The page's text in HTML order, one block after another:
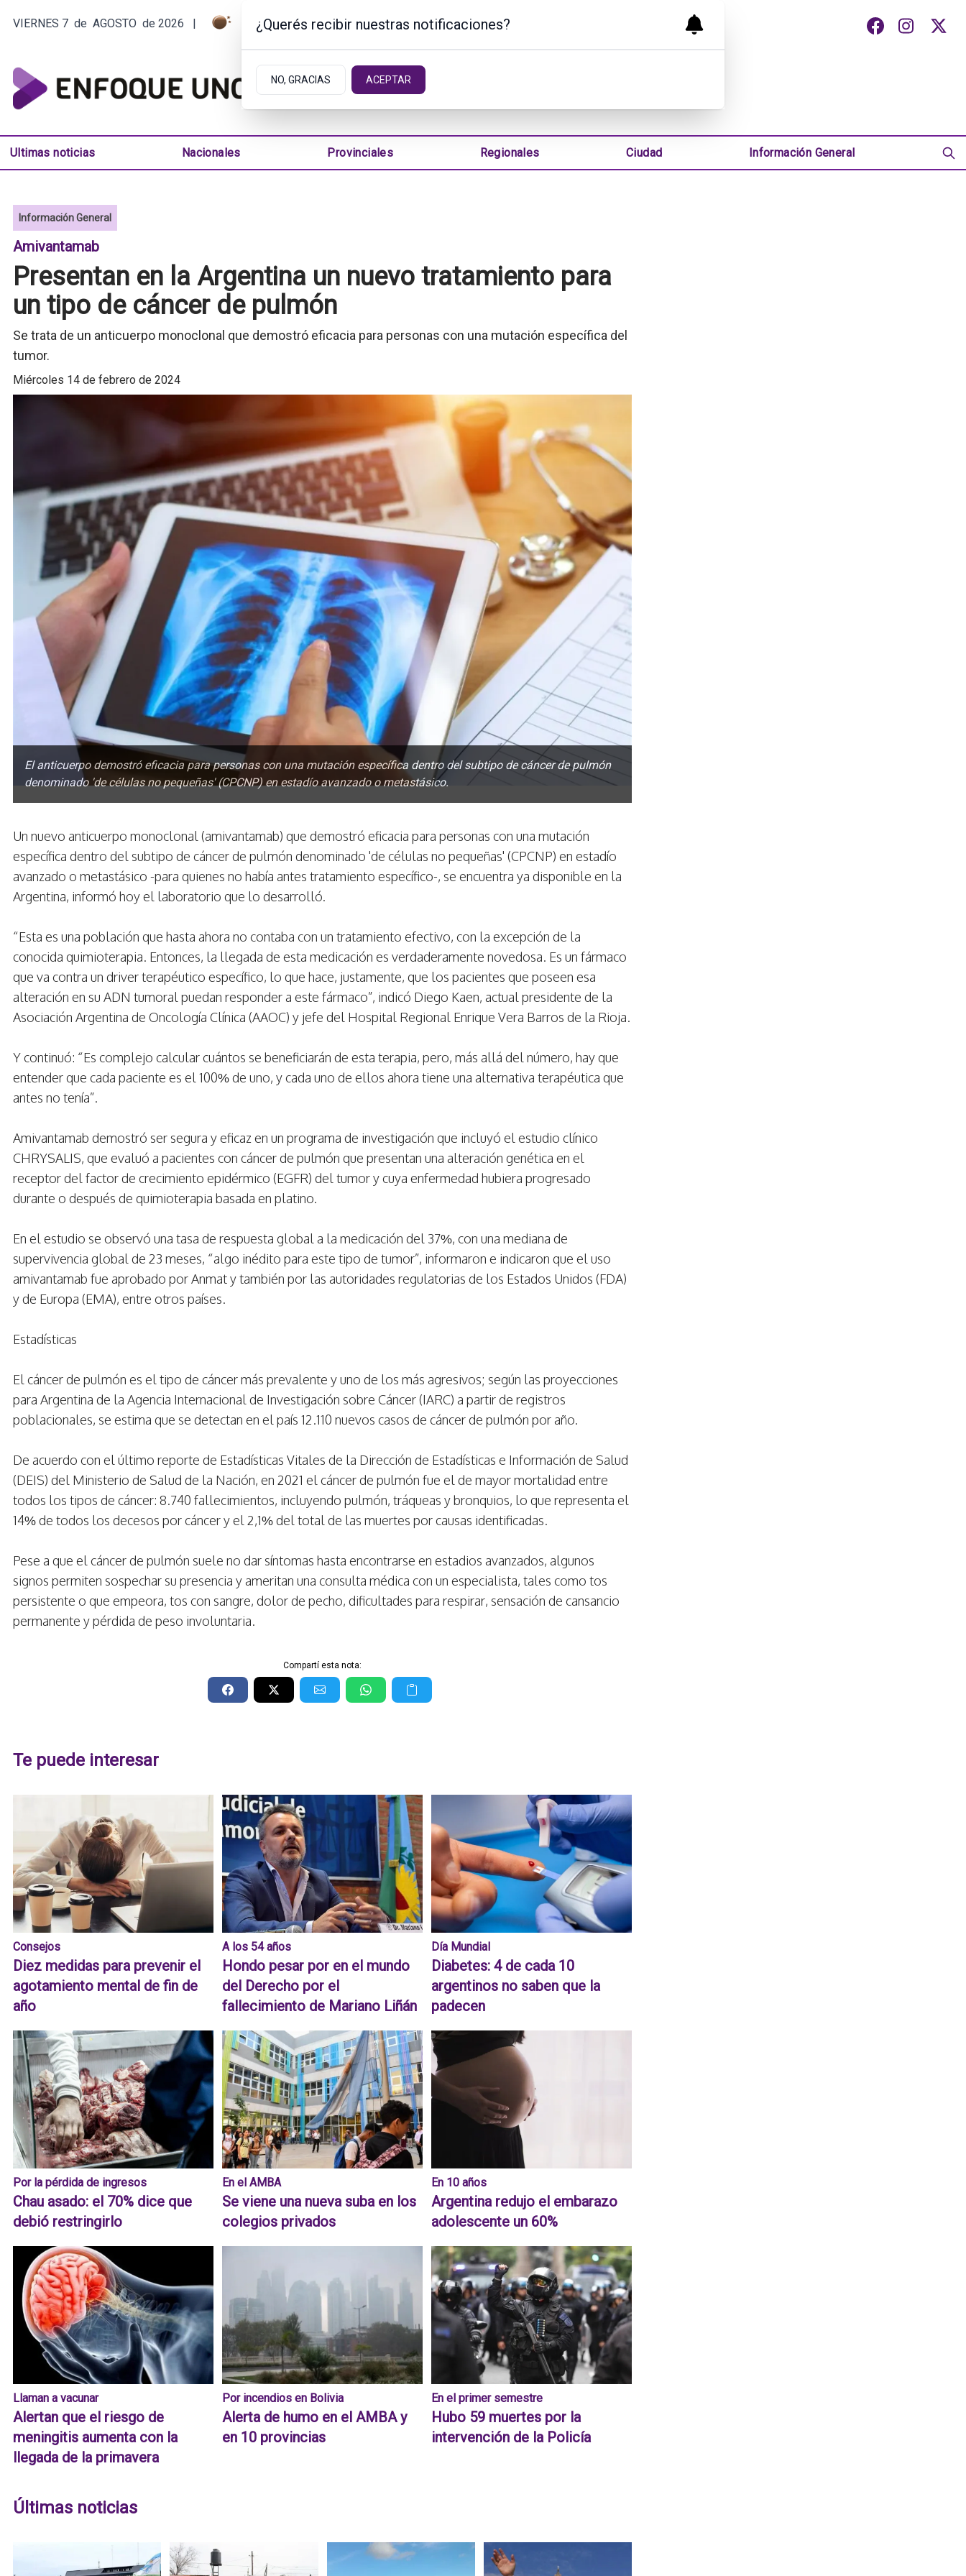
VIERNES 7 de AGOSTO de 2026 | 4.7ºC | ARGENTINA
Ultimas noticias Nacionales Provinciales Regionales Ciudad Información General
Información General
Amivantamab
Presentan en la Argentina un nuevo tratamiento para
un tipo de cáncer de pulmón
Se trata de un anticuerpo monoclonal que demostró eficacia para personas con una mutación específica del
tumor.
miércoles 14 de febrero de 2024
El anticuerpo demostró eficacia para personas con una mutación específica dentro del subtipo de cáncer de pulmón
denominado 'de células no pequeñas' (CPCNP) en estadío avanzado o metastásico.
Un nuevo anticuerpo monoclonal (amivantamab) que demostró eficacia para personas con una mutación
específica dentro del subtipo de cáncer de pulmón denominado 'de células no pequeñas' (CPCNP) en estadío
avanzado o metastásico -para quienes no había antes tratamiento específico-, se encuentra ya disponible en la
Argentina, informó hoy el laboratorio que lo desarrolló.
“Esta es una población que hasta ahora no contaba con un tratamiento efectivo, con la excepción de la
conocida quimioterapia. Entonces, la llegada de esta medicación es verdaderamente novedosa. Es un fármaco
que va contra un driver terapéutico específico, lo que hace, justamente, que los pacientes que poseen esa
alteración en su ADN tumoral puedan responder a este fármaco”, indicó Diego Kaen, actual presidente de la
Asociación Argentina de Oncología Clínica (AAOC) y jefe del Hospital Regional Enrique Vera Barros de la Rioja.
Y continuó: “Es complejo calcular cuántos se beneficiarán de esta terapia, pero, más allá del número, hay que
entender que cada paciente es el 100% de uno, y cada uno de ellos ahora tiene una alternativa terapéutica que
antes no tenía”.
Amivantamab demostró ser segura y eficaz en un programa de investigación que incluyó el estudio clínico
CHRYSALIS, que evaluó a pacientes con cáncer de pulmón que presentan una alteración genética en el
receptor del factor de crecimiento epidérmico (EGFR) del tumor y cuya enfermedad hubiera progresado
durante o después de quimioterapia basada en platino.
En el estudio se observó una tasa de respuesta global a la medicación del 37%, con una mediana de
supervivencia global de 23 meses, “algo inédito para este tipo de tumor”, informaron e indicaron que el uso
amivantamab fue aprobado por Anmat y también por las autoridades regulatorias de los Estados Unidos (FDA)
y de Europa (EMA), entre otros países.
Estadísticas
El cáncer de pulmón es el tipo de cáncer más prevalente y uno de los más agresivos; según las proyecciones
para Argentina de la Agencia Internacional de Investigación sobre Cáncer (IARC) a partir de registros
poblacionales, se estima que se detectan en el país 12.110 nuevos casos de cáncer de pulmón por año.
De acuerdo con el último reporte de Estadísticas Vitales de la Dirección de Estadísticas e Información de Salud
(DEIS) del Ministerio de Salud de la Nación, en 2021 el cáncer de pulmón fue el de mayor mortalidad entre
todos los tipos de cáncer: 8.740 fallecimientos, incluyendo pulmón, tráqueas y bronquios, lo que representa el
14% de todos los decesos por cáncer y el 2,1% del total de las muertes por causas identificadas.
Pese a que el cáncer de pulmón suele no dar síntomas hasta encontrarse en estadios avanzados, algunos
signos permiten sospechar su presencia y ameritan una consulta médica con un especialista, tales como tos
persistente o que empeora, tos con sangre, dolor de pecho, dificultades para respirar, sensación de cansancio
permanente y pérdida de peso involuntaria.
Compartí esta nota:
Te puede interesar
Consejos
Diez medidas para prevenir el
agotamiento mental de fin de
año
A los 54 años
Hondo pesar por en el mundo
del Derecho por el
fallecimiento de Mariano Liñán
Día Mundial
Diabetes: 4 de cada 10
argentinos no saben que la
padecen
Por la pérdida de ingresos
Chau asado: el 70% dice que
debió restringirlo
En el AMBA
Se viene una nueva suba en los
colegios privados
En 10 años
Argentina redujo el embarazo
adolescente un 60%
Llaman a vacunar
Alertan que el riesgo de
meningitis aumenta con la
llegada de la primavera
Por incendios en Bolivia
Alerta de humo en el AMBA y
en 10 provincias
En el primer semestre
Hubo 59 muertes por la
intervención de la Policía
Últimas noticias
¿Querés recibir nuestras notificaciones?
NO, GRACIAS ACEPTAR